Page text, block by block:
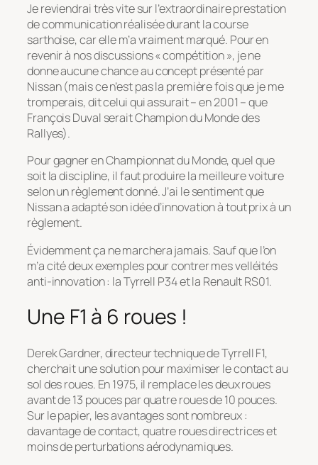
Je reviendrai très vite sur l’extraordinaire prestation
de communication réalisée durant la course
sarthoise, car elle m’a vraiment marqué. Pour en
revenir à nos discussions « compétition », je ne
donne aucune chance au concept présenté par
Nissan (mais ce n’est pas la première fois que je me
tromperais, dit celui qui assurait – en 2001 – que
François Duval serait Champion du Monde des
Rallyes).
Pour gagner en Championnat du Monde, quel que
soit la discipline, il faut produire la meilleure voiture
selon un règlement donné. J’ai le sentiment que
Nissan a adapté son idée d’innovation à tout prix à un
règlement.
Évidemment ça ne marchera jamais. Sauf que l’on
m’a cité deux exemples pour contrer mes velléités
anti-innovation : la Tyrrell P34 et la Renault RS01.
Une F1 à 6 roues !
Derek Gardner, directeur technique de Tyrrell F1,
cherchait une solution pour maximiser le contact au
sol des roues. En 1975, il remplace les deux roues
avant de 13 pouces par quatre roues de 10 pouces.
Sur le papier, les avantages sont nombreux :
davantage de contact, quatre roues directrices et
moins de perturbations aérodynamiques.